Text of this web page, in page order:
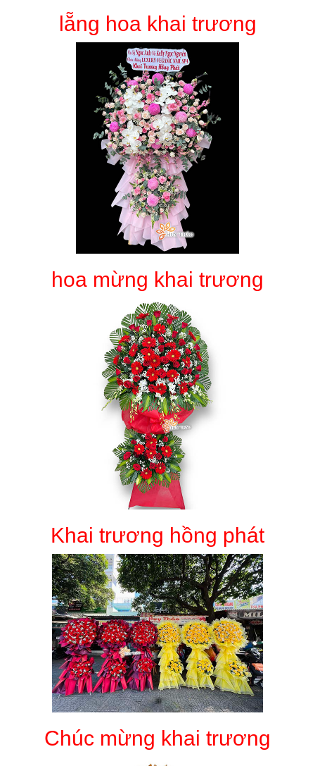
lẵng hoa khai trương
hoa mừng khai trương
Khai trương hồng phát
Chúc mừng khai trương